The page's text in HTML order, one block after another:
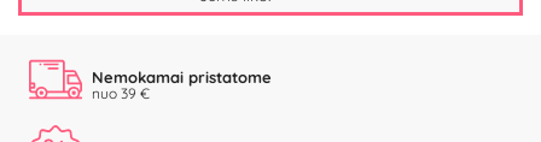
Nemokamai pristatome
nuo 39 €